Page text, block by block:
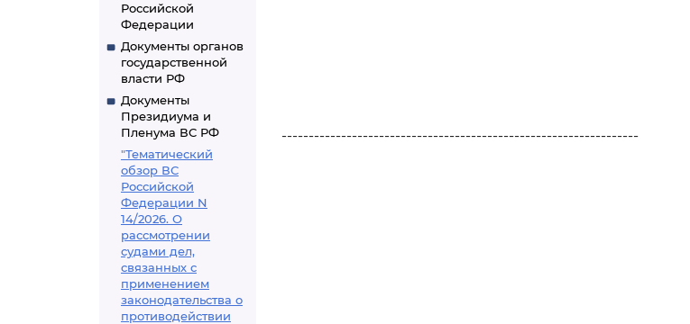
Российской
Федерации
Документы органов
государственной
власти РФ
Документы
Президиума и
Пленума ВС РФ
"Тематический
обзор ВС
Российской
Федерации N
14/2026. О
рассмотрении
судами дел,
связанных с
применением
законодательства о
противодействии
------------------------------------------------------------------